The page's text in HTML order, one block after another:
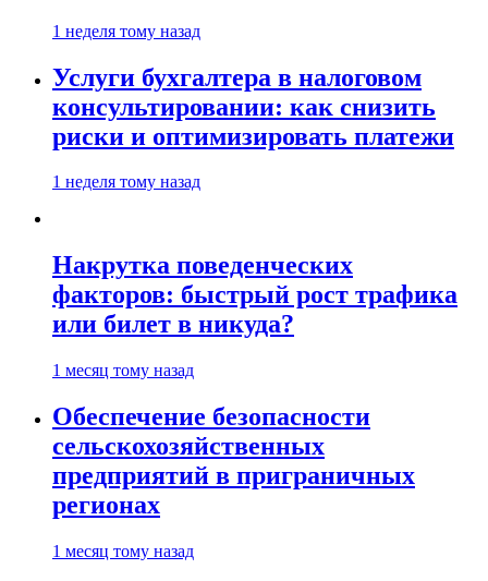
1 неделя тому назад
Услуги бухгалтера в налоговом
консультировании: как снизить
риски и оптимизировать платежи
1 неделя тому назад
Накрутка поведенческих
факторов: быстрый рост трафика
или билет в никуда?
1 месяц тому назад
Обеспечение безопасности
сельскохозяйственных
предприятий в приграничных
регионах
1 месяц тому назад